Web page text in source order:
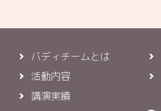
バディチームとは
活動内容
講演実績